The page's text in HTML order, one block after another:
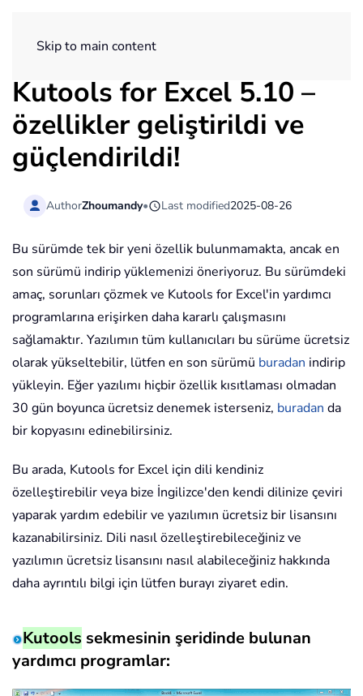
Skip to main content
Kutools for Excel 5.10 –
özellikler geliştirildi ve
güçlendirildi!
AuthorZhoumandy• Last modified2025-08-26
Bu sürümde tek bir yeni özellik bulunmamakta, ancak en
son sürümü indirip yüklemenizi öneriyoruz. Bu sürümdeki
amaç, sorunları çözmek ve Kutools for Excel'in yardımcı
programlarına erişirken daha kararlı çalışmasını
sağlamaktır. Yazılımın tüm kullanıcıları bu sürüme ücretsiz
olarak yükseltebilir, lütfen en son sürümü buradan indirip
yükleyin. Eğer yazılımı hiçbir özellik kısıtlaması olmadan
30 gün boyunca ücretsiz denemek isterseniz, buradan da
bir kopyasını edinebilirsiniz.
Bu arada, Kutools for Excel için dili kendiniz
özelleştirebilir veya bize İngilizce'den kendi dilinize çeviri
yaparak yardım edebilir ve yazılımın ücretsiz bir lisansını
kazanabilirsiniz. Dili nasıl özelleştirebileceğiniz ve
yazılımın ücretsiz lisansını nasıl alabileceğiniz hakkında
daha ayrıntılı bilgi için lütfen burayı ziyaret edin.
Kutools sekmesinin şeridinde bulunan
yardımcı programlar: